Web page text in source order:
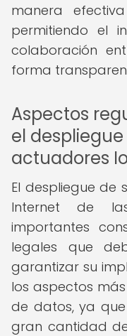
manera
permitiendo el
colaboración
forma
Aspectos
el
actuadores
El despliegue de
Internet de
importantes
legales que
garantizar su
los aspectos
de datos, ya
gran cantidad